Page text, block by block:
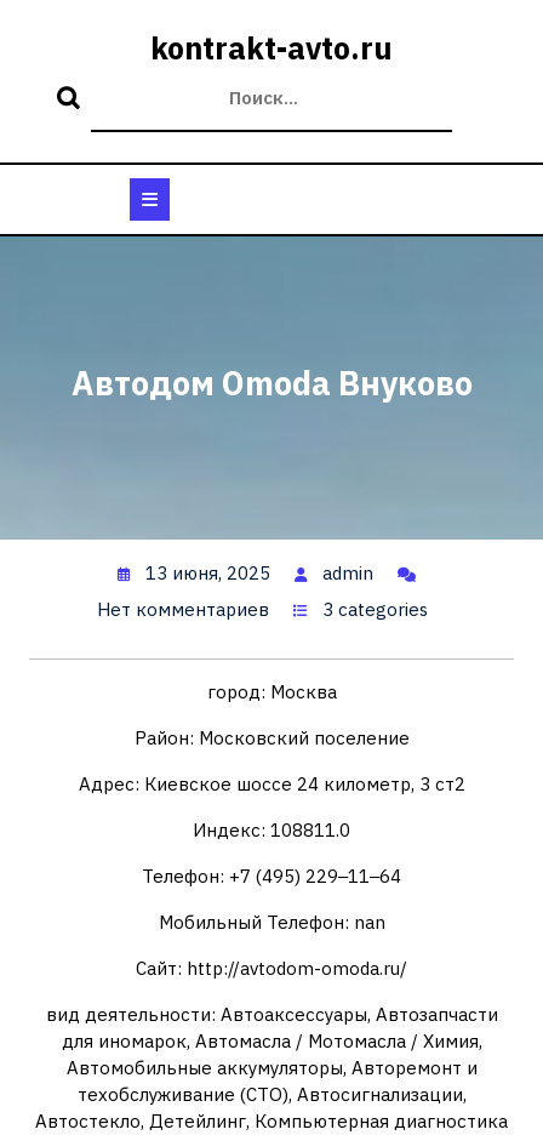
kontrakt-avto.ru
Автодом Omoda Внуково
13 июня, 2025
admin
Нет комментариев
3 categories
город: Москва
Район: Московский поселение
Адрес: Киевское шоссе 24 километр, 3 ст2
Индекс: 108811.0
Телефон: +7 (495) 229‒11‒64
Мобильный Телефон: nan
Сайт: http://avtodom-omoda.ru/
вид деятельности: Автоаксессуары, Автозапчасти
для иномарок, Автомасла / Мотомасла / Химия,
Автомобильные аккумуляторы, Авторемонт и
техобслуживание (СТО), Автосигнализации,
Автостекло, Детейлинг, Компьютерная диагностика